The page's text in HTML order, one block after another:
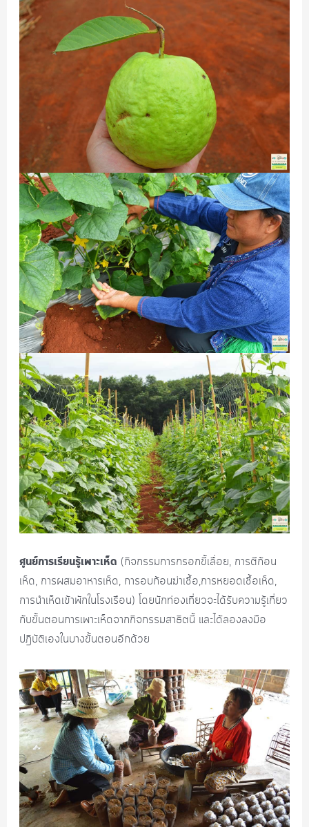
ศูนย์การเรียนรู้เพาะเห็ด (กิจกรรมการกรอกขี้เลื่อย, การตีก้อน
เห็ด, การผสมอาหารเห็ด, การอบก้อนฆ่าเชื้อ,การหยอดเชื้อเห็ด,
การนำเห็ดเข้าพักในโรงเรือน) โดยนักท่องเที่ยวจะได้รับความรู้เกี่ยว
กับขั้นตอนการเพาะเห็ดจากกิจกรรมสาธิตนี้ และได้ลองลงมือ
ปฎิบัติเองในบางขั้นตอนอีกด้วย